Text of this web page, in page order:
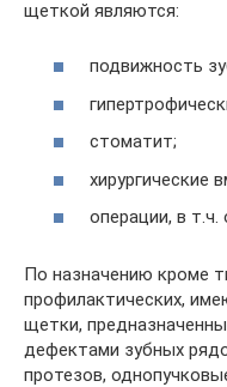
щеткой являются:
подвижность
стоматит;
хирургические
операции, в т.ч.
По назначению кроме
профилактических,
щетки,
дефектами зубных
протезов,